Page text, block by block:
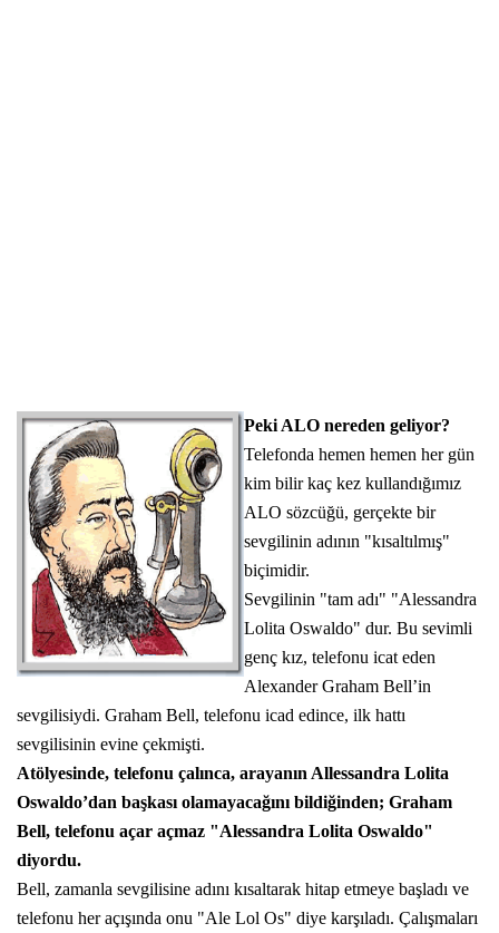
Peki ALO nereden geliyor?
Telefonda hemen hemen her gün
kim bilir kaç kez kullandığımız
ALO sözcüğü, gerçekte bir
sevgilinin adının "kısaltılmış"
biçimidir.
Sevgilinin "tam adı" "Alessandra
Lolita Oswaldo" dur. Bu sevimli
genç kız, telefonu icat eden
Alexander Graham Bell’in
sevgilisiydi. Graham Bell, telefonu icad edince, ilk hattı
sevgilisinin evine çekmişti.
Atölyesinde, telefonu çalınca, arayanın Allessandra Lolita
Oswaldo’dan başkası olamayacağını bildiğinden; Graham
Bell, telefonu açar açmaz "Alessandra Lolita Oswaldo"
diyordu.
Bell, zamanla sevgilisine adını kısaltarak hitap etmeye başladı ve
telefonu her açışında onu "Ale Lol Os" diye karşıladı. Çalışmaları